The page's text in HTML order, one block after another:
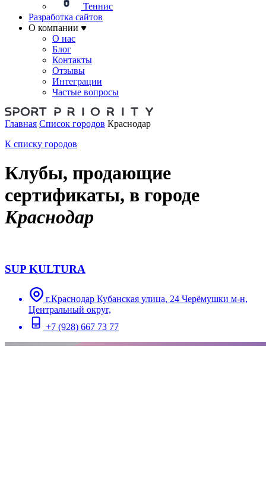
Теннис
Разработка сайтов
О компании
О нас
Блог
Контакты
Отзывы
Интеграции
Частые вопросы
Главная Список городов Краснодар
К списку городов
Клубы, продающие
сертификаты, в городе
Краснодар
SUP KULTURA
г.Краснодар Кубанская улица, 24 ​Черёмушки м-н,
Центральный округ,
+7 (928) 667 73 77